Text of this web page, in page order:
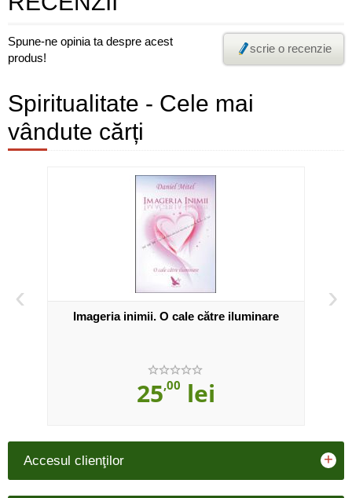
Spune-ne opinia ta despre acest
produs!
scrie o recenzie
Spiritualitate - Cele mai
vândute cărți
‹
Imageria inimii. O cale către iluminare
25,00 lei
›
Accesul clienţilor +